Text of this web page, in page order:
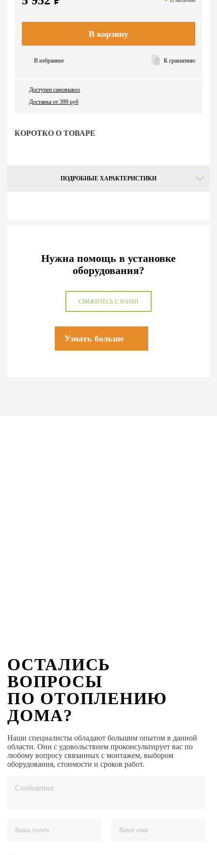
КОРОТКО О ТОВАРЕ
В корзину
В избранное К сравнению
Доступен самовывоз
Доставка от 399 руб
ПОДРОБНЫЕ ХАРАКТЕРИСТИКИ
Нужна помощь в установке
оборудования?
СВЯЖИТЕСЬ С НАМИ
Узнать больше
ОСТАЛИСЬ
ВОПРОСЫ
ПО ОТОПЛЕНИЮ
ДОМА?
Наши специалисты обладают большим опытом в данной
области. Они с удовольствием проконсультирует вас по
любому вопросу связанных с монтажем, выбором
оборудования, стоимости и сроков работ.